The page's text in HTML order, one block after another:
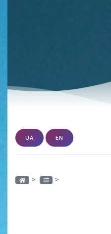
UA EN
> >